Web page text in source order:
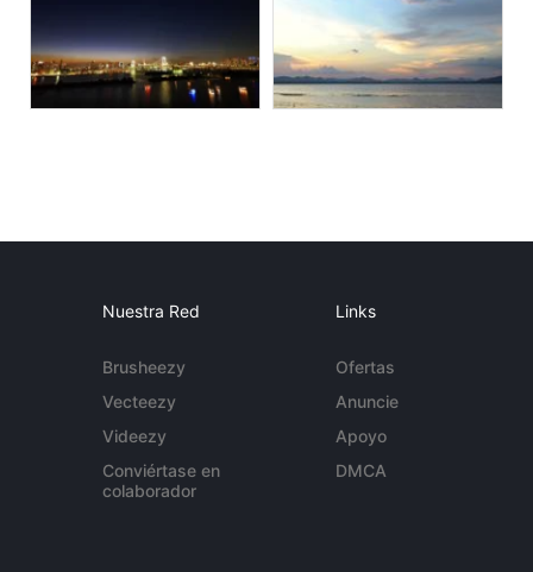
Nuestra Red
Brusheezy
Vecteezy
Videezy
Conviértase en
colaborador
Links
Ofertas
Anuncie
Apoyo
DMCA